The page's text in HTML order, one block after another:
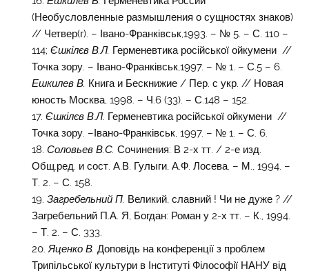
(Необусловленные размышления о сущностях знаков)
// Четвер(г). – Івано-Франківськ,1993. – № 5. – С. 110 –
114; Єшкілєв В.Л. Герменевтика російської ойкумени //
Точка зору. – Івано-Франківськ,1997. – № 1. – С.5 – 6.
Ешкилев В. Книга и Бескнижие / Пер. с укр. // Новая
юность Москва, 1998. – Ч.6 (33). – С.148 – 152.
Єшкілєв В.Л. Герменевтика російської ойкумени //
Точка зору. –Івано-Франківськ, 1997. – № 1. – С. 6.
Соловьев В.С. Сочинения: В 2-х тт. / 2-е изд.
Общ.ред. и сост. А.В. Гулыги, А.Ф. Лосева. – М., 1994. –
Т. 2. – С. 158.
Загребельний П. Великий, славний ! Чи не дуже ? //
Загребельний П.А. Я, Богдан: Роман у 2-х тт. – К., 1994.
– Т. 2. – С. 333.
Яценко В. Доповідь на конференції з проблем
Трипільської культури в Інституті Філософії НАНУ від